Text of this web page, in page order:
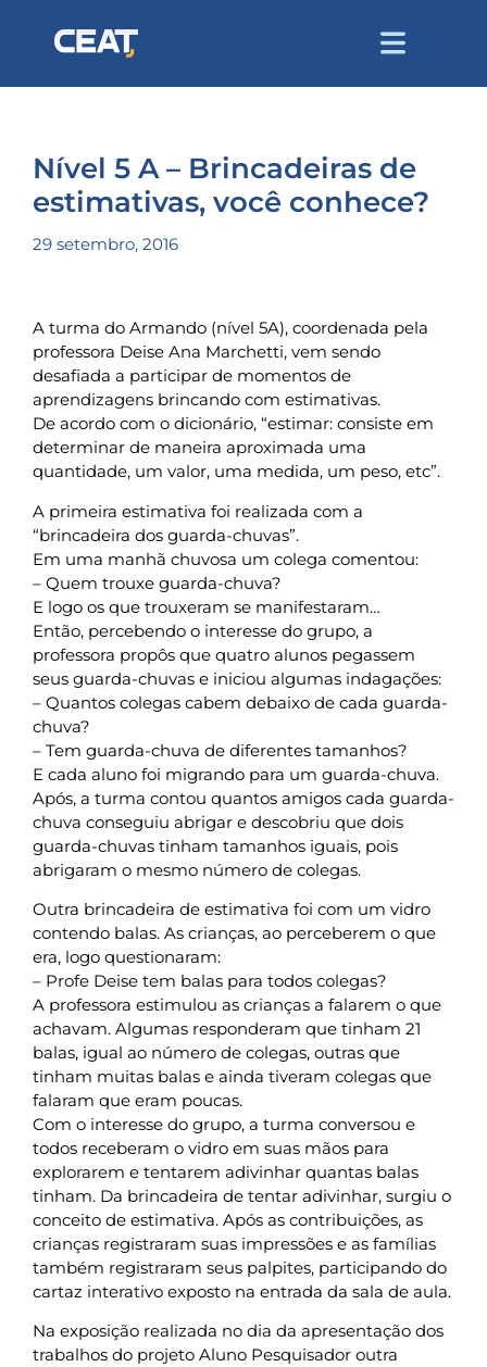
Nível 5 A – Brincadeiras de
estimativas, você conhece?
29 setembro, 2016
A turma do Armando (nível 5A), coordenada pela
professora Deise Ana Marchetti, vem sendo
desafiada a participar de momentos de
aprendizagens brincando com estimativas.
De acordo com o dicionário, “estimar: consiste em
determinar de maneira aproximada uma
quantidade, um valor, uma medida, um peso, etc”.
A primeira estimativa foi realizada com a
“brincadeira dos guarda-chuvas”.
Em uma manhã chuvosa um colega comentou:
– Quem trouxe guarda-chuva?
E logo os que trouxeram se manifestaram…
Então, percebendo o interesse do grupo, a
professora propôs que quatro alunos pegassem
seus guarda-chuvas e iniciou algumas indagações:
– Quantos colegas cabem debaixo de cada guarda-
chuva?
– Tem guarda-chuva de diferentes tamanhos?
E cada aluno foi migrando para um guarda-chuva.
Após, a turma contou quantos amigos cada guarda-
chuva conseguiu abrigar e descobriu que dois
guarda-chuvas tinham tamanhos iguais, pois
abrigaram o mesmo número de colegas.
Outra brincadeira de estimativa foi com um vidro
contendo balas. As crianças, ao perceberem o que
era, logo questionaram:
– Profe Deise tem balas para todos colegas?
A professora estimulou as crianças a falarem o que
achavam. Algumas responderam que tinham 21
balas, igual ao número de colegas, outras que
tinham muitas balas e ainda tiveram colegas que
falaram que eram poucas.
Com o interesse do grupo, a turma conversou e
todos receberam o vidro em suas mãos para
explorarem e tentarem adivinhar quantas balas
tinham. Da brincadeira de tentar adivinhar, surgiu o
conceito de estimativa. Após as contribuições, as
crianças registraram suas impressões e as famílias
também registraram seus palpites, participando do
cartaz interativo exposto na entrada da sala de aula.
Na exposição realizada no dia da apresentação dos
trabalhos do projeto Aluno Pesquisador outra